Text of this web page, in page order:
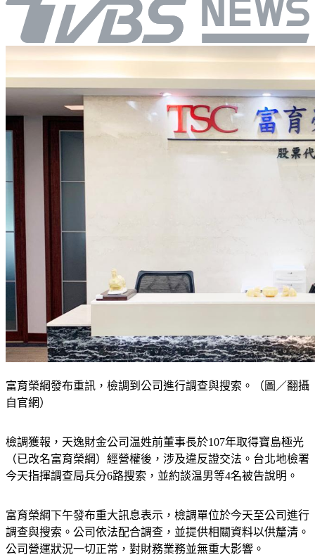
富育榮綱發布重訊，檢調到公司進行調查與搜索。（圖／翻攝
自官網）
檢調獲報，天逸財金公司温姓前董事長於107年取得寶島極光
（已改名富育榮綱）經營權後，涉及違反證交法。台北地檢署
今天指揮調查局兵分6路搜索，並約談温男等4名被告說明。
富育榮綱下午發布重大訊息表示，檢調單位於今天至公司進行
調查與搜索。公司依法配合調查，並提供相關資料以供釐清。
公司營運狀況一切正常，對財務業務並無重大影響。